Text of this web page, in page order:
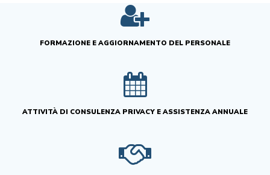
FORMAZIONE E AGGIORNAMENTO DEL PERSONALE
ATTIVITÀ DI CONSULENZA PRIVACY E ASSISTENZA ANNUALE